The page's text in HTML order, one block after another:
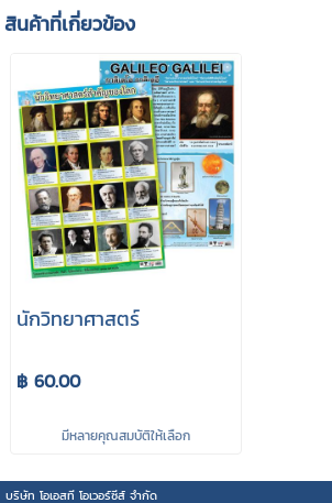
สินค้าที่เกี่ยวข้อง
นักวิทยาศาสตร์
฿ 60.00
มีหลายคุณสมบัติให้เลือก
บริษัท โอเอสที โอเวอร์ซีส์ จำกัด